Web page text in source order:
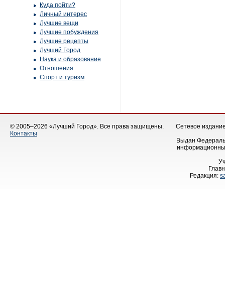
Куда пойти?
Личный интерес
Лучшие вещи
Лучшие побуждения
Лучшие рецепты
Лучший Город
Наука и образование
Отношения
Спорт и туризм
© 2005–2026 «Лучший Город». Все права защищены.
Контакты
Сетевое
Выдан
Редакция: